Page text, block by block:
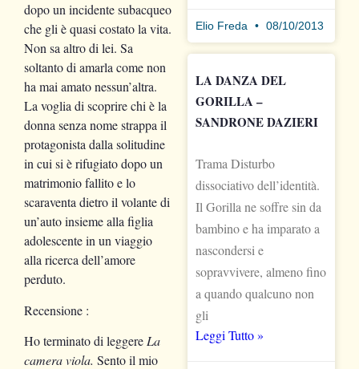
dopo un incidente subacqueo
che gli è quasi costato la vita.
Non sa altro di lei. Sa
soltanto di amarla come non
ha mai amato nessun’altra.
La voglia di scoprire chi è la
donna senza nome strappa il
protagonista dalla solitudine
in cui si è rifugiatodopo un
matrimonio fallito e lo
scaraventa dietro il volante di
un’auto insieme alla figlia
adolescente in un viaggio
alla ricerca dell’amore
perduto.
Recensione :
Ho terminato di leggere La
camera viola. Sento il mio
Elio Freda 08/10/2013
LA DANZA DEL
GORILLA –
SANDRONE DAZIERI
Trama Disturbo
dissociativo dell’identità.
Il Gorilla ne soffre sin da
bambino e ha imparato a
nascondersi e
sopravvivere, almeno fino
a quando qualcuno non
gli
Leggi Tutto »